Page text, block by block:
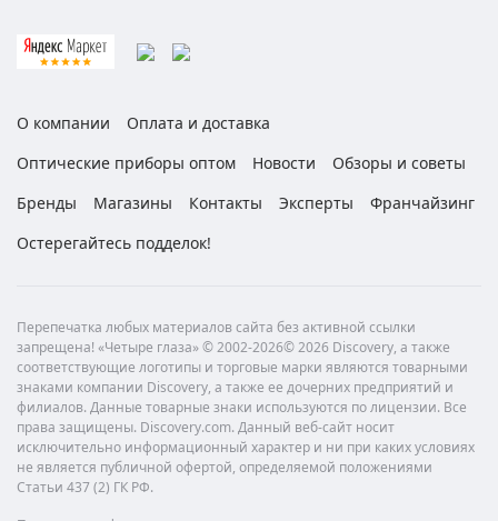
О компании
Оплата и доставка
Оптические приборы оптом
Новости
Обзоры и советы
Бренды
Магазины Контакты Эксперты
Франчайзинг
Остерегайтесь подделок!
Перепечатка любых материалов сайта без активной ссылки
запрещена! «Четыре глаза» © 2002-2026© 2026 Discovery, а также
соответствующие логотипы и торговые марки являются товарными
знаками компании Discovery, а также ее дочерних предприятий и
филиалов. Данные товарные знаки используются по лицензии. Все
права защищены. Discovery.com. Данный веб-сайт носит
исключительно информационный характер и ни при каких условиях
не является публичной офертой, определяемой положениями
Статьи 437 (2) ГК РФ.